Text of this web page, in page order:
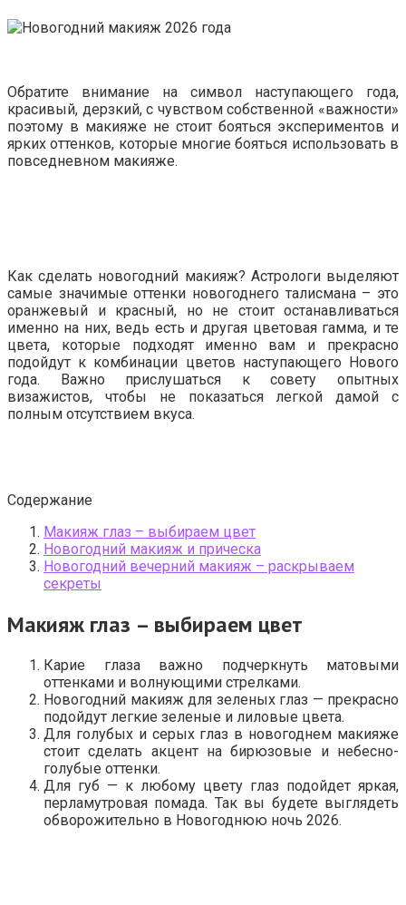
Обратите внимание на символ наступающего года,
красивый, дерзкий, с чувством собственной «важности»
поэтому в макияже не стоит бояться экспериментов и
ярких оттенков, которые многие бояться использовать в
повседневном макияже.
Как сделать новогодний макияж? Астрологи выделяют
самые значимые оттенки новогоднего талисмана – это
оранжевый и красный, но не стоит останавливаться
именно на них, ведь есть и другая цветовая гамма, и те
цвета, которые подходят именно вам и прекрасно
подойдут к комбинации цветов наступающего Нового
года. Важно прислушаться к совету опытных
визажистов, чтобы не показаться легкой дамой с
полным отсутствием вкуса.
Содержание
Макияж глаз – выбираем цвет
Новогодний макияж и прическа
Новогодний вечерний макияж – раскрываем
секреты
Макияж глаз – выбираем цвет
Карие глаза важно подчеркнуть матовыми
оттенками и волнующими стрелками.
Новогодний макияж для зеленых глаз — прекрасно
подойдут легкие зеленые и лиловые цвета.
Для голубых и серых глаз в новогоднем макияже
стоит сделать акцент на бирюзовые и небесно-
голубые оттенки.
Для губ — к любому цвету глаз подойдет яркая,
перламутровая помада. Так вы будете выглядеть
обворожительно в Новогоднюю ночь 2026.